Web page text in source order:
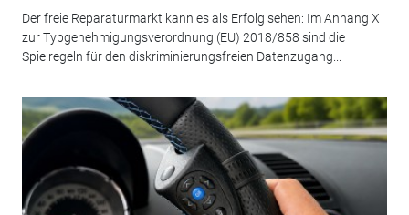
Der freie Reparaturmarkt kann es als Erfolg sehen: Im Anhang X
zur Typgenehmigungsverordnung (EU) 2018/858 sind die
Spielregeln für den diskriminierungsfreien Datenzugang...